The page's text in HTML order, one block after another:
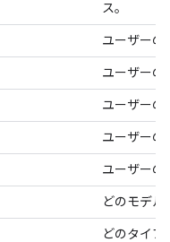
ス。
ユーザーの
ユーザーの
ユーザーの
ユーザーの
ユーザーの
どのモデル
どのタイプ